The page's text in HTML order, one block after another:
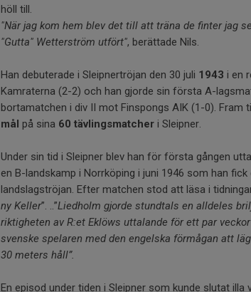
höll till.
"När jag kom hem blev det till att träna de finter jag
"Gutta" Wetterström utfört", berättade Nils.
Han debuterade i Sleipnertröjan den 30 juli 1943 i en
Kamraterna (2-2) och han gjorde sin första A-
bortamatchen i div II mot Finspongs AIK (1-0). Fram
mål på sina 60 tävlingsmatcher i Sleipner.
Under sin tid i Sleipner blev han för första gången
en B-landskamp i Norrköping i juni 1946 som han fick
landslagströjan. Efter matchen stod att läsa i
ny Keller”. ..”Liedholm gjorde stundtals en alldeles
riktigheten av R:et Eklöws uttalande för ett par
svenske spelaren med den engelska förmågan att
30 meters håll”.
En episod under tiden i Sleipner som kunde slutat illa